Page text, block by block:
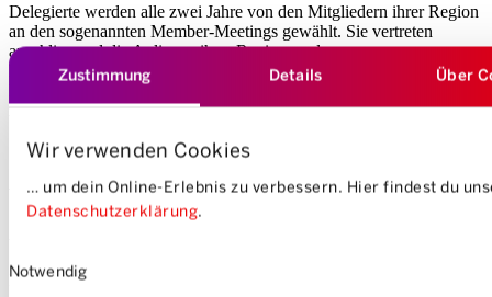
Zustimmung Details Über
Wir verwenden Cookies
… um dein Online-Erlebnis zu verbessern. Hier findest du
Datenschutzerklärung.
Notwendig
Delegierte werden alle zwei Jahre von den Mitgliedern ihrer Region
an den sogenannten Member-Meetings gewählt. Sie vertreten
anschliessend die Anliegen ihrer Region an der
Delegiertenversammlung – dem «Parlament» der Genossenschaft.
Dort werden wichtige Entscheide gefällt, etwa zur Jahresrechnung,
zu Statutenänderungen oder Wahlen in den Verwaltungsrat.
Welche Verantwortung trägt man in diesem
Delegierte informieren sich über den Geschäftsgang, diskutieren mit